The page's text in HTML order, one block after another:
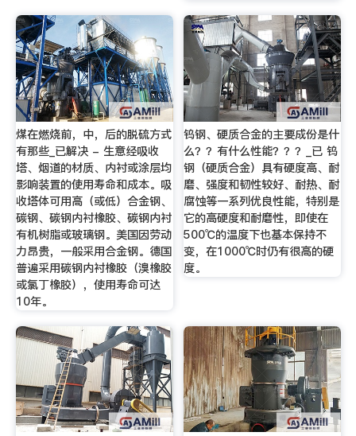
煤在燃烧前，中，后的脱硫方式
有那些_已解决 - 生意经吸收
塔、烟道的材质、内衬或涂层均
影响装置的使用寿命和成本。吸
收塔体可用高（或低）合金钢、
碳钢、碳钢内衬橡胶、碳钢内衬
有机树脂或玻璃钢。美国因劳动
力昂贵，一般采用合金钢。德国
普遍采用碳钢内衬橡胶（溴橡胶
或氯丁橡胶），使用寿命可达
10年。
钨钢、硬质合金的主要成份是什
么？？有什么性能？？？_已 钨
钢（硬质合金）具有硬度高、耐
磨、强度和韧性较好、耐热、耐
腐蚀等一系列优良性能，特别是
它的高硬度和耐磨性，即使在
500℃的温度下也基本保持不
变，在1000℃时仍有很高的硬
度。